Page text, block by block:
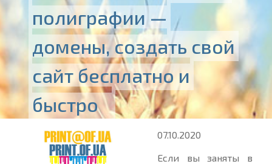
полиграфии —
домены, создать свой
сайт бесплатно и
быстро
07.10.2020
Если вы заняты в